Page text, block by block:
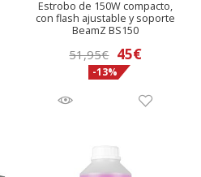
Estrobo de 150W compacto,
con flash ajustable y soporte
BeamZ BS150
51,95€ El
precio
original
51,95€.
45€El
actual
-13%